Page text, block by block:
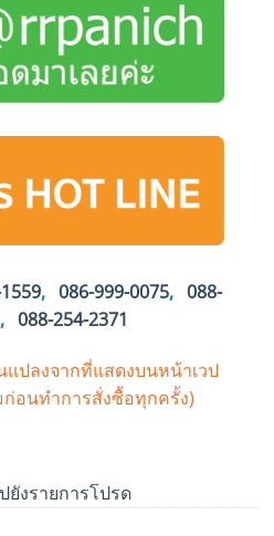
, 086-999-0075, 088-
, 088-254-2371
แปลงจากที่แสดงบนหน้าเวป
อนทำการสั่งซื้อทุกครั้ง)
ยังรายการโปรด